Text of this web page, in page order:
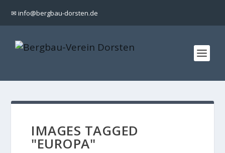
✉ info@bergbau-dorsten.de
IMAGES TAGGED
"EUROPA"